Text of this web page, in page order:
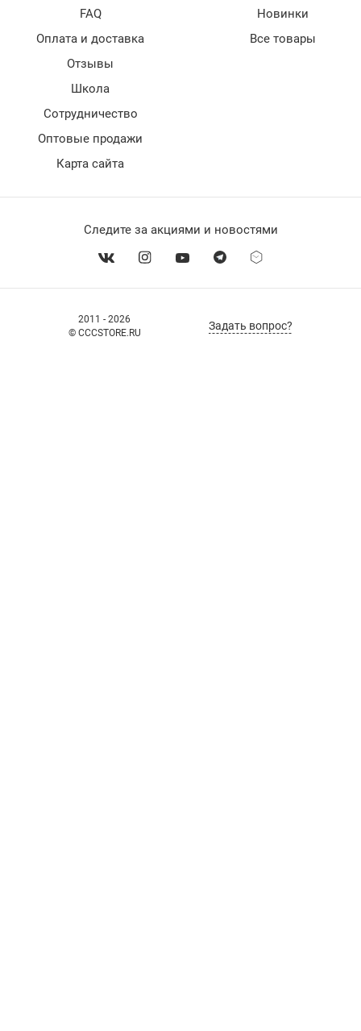
2011 - 2026
© CCCSTORE.RU
Задать вопрос?
FAQ
Оплата и доставка
Отзывы
Школа
Сотрудничество
Оптовые продажи
Карта сайта
Новинки
Все товары
Следите за акциями и новостями